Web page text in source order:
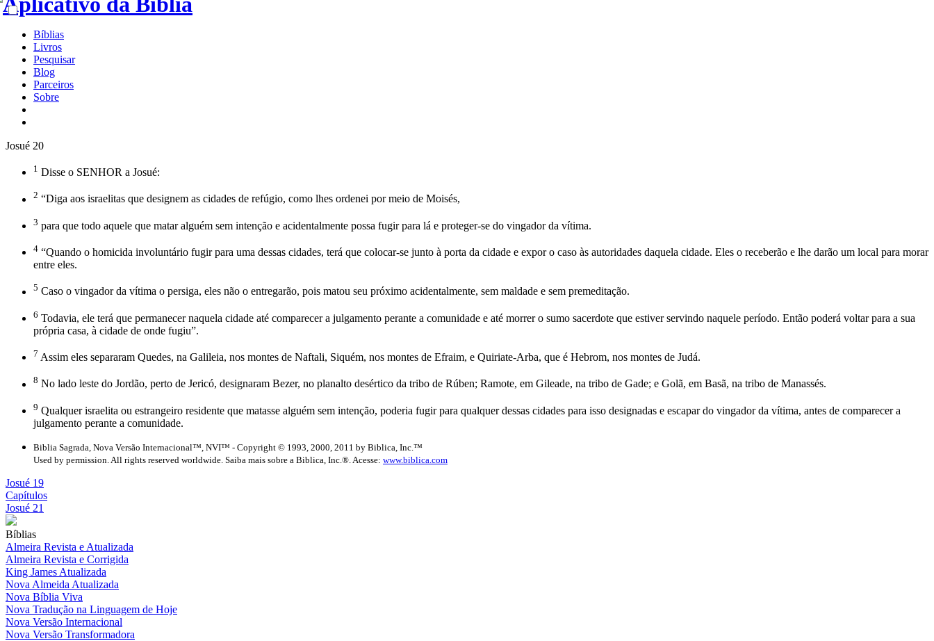
Bíblias
Livros
Pesquisar
Blog
Parceiros
Sobre
Josué 20
1 Disse o SENHOR a Josué:
2 “Diga aos israelitas que designem as cidades de refúgio, como lhes ordenei por meio de Moisés,
3 para que todo aquele que matar alguém sem intenção e acidentalmente possa fugir para lá e proteger-se do vingador da vítima.
4 “Quando o homicida involuntário fugir para uma dessas cidades, terá que colocar-se junto à porta da cidade e expor o caso às autoridades daquela cidade. Eles o receberão e lhe darão um local para morar
entre eles.
5 Caso o vingador da vítima o persiga, eles não o entregarão, pois matou seu próximo acidentalmente, sem maldade e sem premeditação.
6 Todavia, ele terá que permanecer naquela cidade até comparecer a julgamento perante a comunidade e até morrer o sumo sacerdote que estiver servindo naquele período. Então poderá voltar para a sua
própria casa, à cidade de onde fugiu”.
7 Assim eles separaram Quedes, na Galileia, nos montes de Naftali, Siquém, nos montes de Efraim, e Quiriate-Arba, que é Hebrom, nos montes de Judá.
8 No lado leste do Jordão, perto de Jericó, designaram Bezer, no planalto desértico da tribo de Rúben; Ramote, em Gileade, na tribo de Gade; e Golã, em Basã, na tribo de Manassés.
9 Qualquer israelita ou estrangeiro residente que matasse alguém sem intenção, poderia fugir para qualquer dessas cidades para isso designadas e escapar do vingador da vítima, antes de comparecer a
julgamento perante a comunidade.
Biblia Sagrada, Nova Versão Internacional™, NVI™ - Copyright © 1993, 2000, 2011 by Biblica, Inc.™
Used by permission. All rights reserved worldwide. Saiba mais sobre a Biblica, Inc.®. Acesse: www.biblica.com
Josué 19
Capítulos
Josué 21
Bíblias
Almeira Revista e Atualizada
Almeira Revista e Corrigida
King James Atualizada
Nova Almeida Atualizada
Nova Bíblia Viva
Nova Tradução na Linguagem de Hoje
Nova Versão Internacional
Nova Versão Transformadora